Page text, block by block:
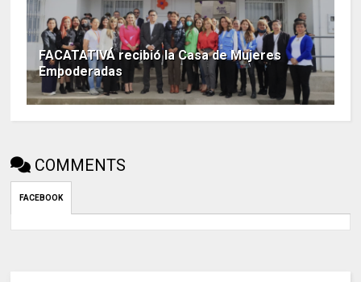
FACATATIVÁ recibió la Casa de Mujeres
Empoderadas
COMMENTS
FACEBOOK